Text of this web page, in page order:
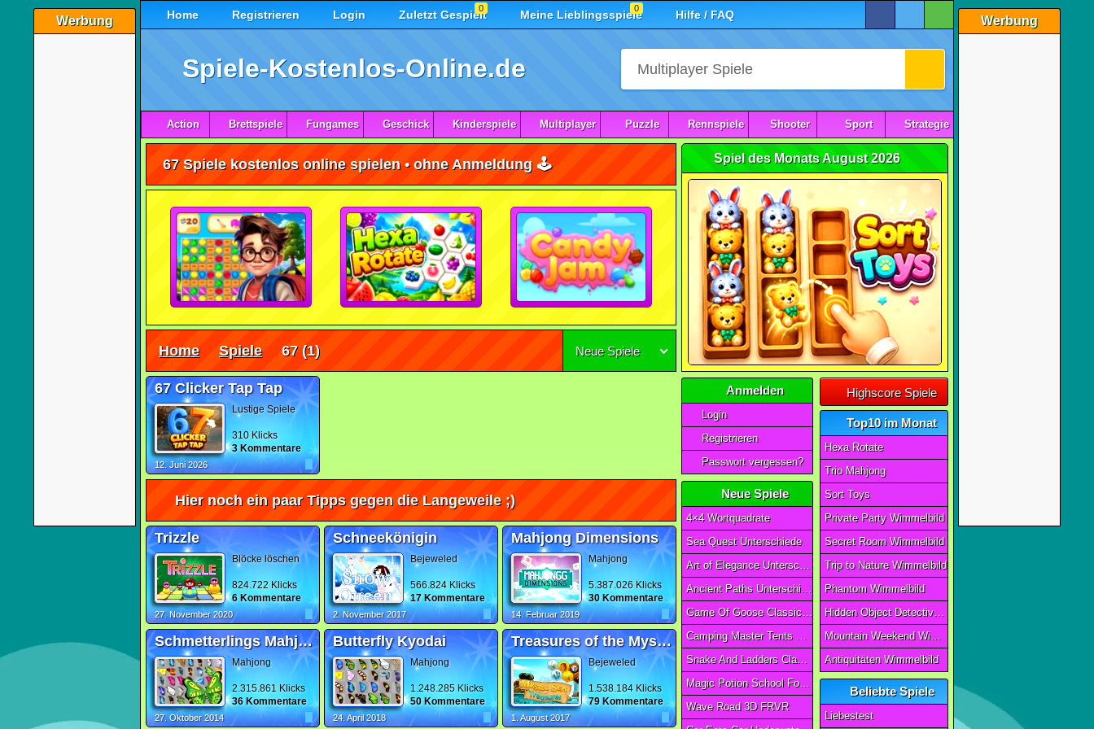
Werbung Werbung
Home Registrieren Login Zuletzt Gespielt
0 Meine Lieblingsspiele
0 Hilfe / FAQ
Spiele-Kostenlos-Online.de
Action Brettspiele Fungames Geschick Kinderspiele Multiplayer Puzzle Rennspiele Shooter Sport Strategie
67 Spiele kostenlos online spielen • ohne Anmeldung 🕹️
Home Spiele 67(1) Neue Spiele
67 Clicker Tap Tap
Lustige Spiele
310 Klicks
3 Kommentare
12. Juni 2026
Hier noch ein paar Tipps gegen die Langeweile ;)
Trizzle
Blöcke löschen
824.722 Klicks
6 Kommentare
27. November 2020
Schneekönigin
Bejeweled
566.824 Klicks
17 Kommentare
2. November 2017
Mahjong Dimensions
Mahjong
5.387.026 Klicks
30 Kommentare
14. Februar 2019
Schmetterlings Mahjong
Mahjong
2.315.861 Klicks
36 Kommentare
27. Oktober 2014
Butterfly Kyodai
Mahjong
1.248.285 Klicks
50 Kommentare
24. April 2018
Treasures of the Mystic Sea 2
Bejeweled
1.538.184 Klicks
79 Kommentare
1. August 2017
Spiel des Monats August 2026
Anmelden
Login
Registrieren
Passwort vergessen?
Neue Spiele
4×4 Wortquadrate
Sea Quest Unterschiede
Art of Elegance Unterschiede
Ancient Paths Unterschiede
Game Of Goose Classic Edition
Camping Master Tents & Trees
Snake And Ladders Classic
Magic Potion School For Witch
Wave Road 3D FRVR
Highscore Spiele
Top10 im Monat
Hexa Rotate
Trio Mahjong
Sort Toys
Private Party Wimmelbild
Secret Room Wimmelbild
Trip to Nature Wimmelbild
Phantom Wimmelbild
Hidden Object Detective Story
Mountain Weekend Wimmelbild
Antiquitäten Wimmelbild
Beliebte Spiele
Liebestest